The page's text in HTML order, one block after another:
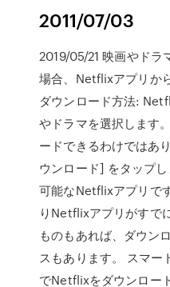
2011/07/03
2019/05/21 映画やドラ
場合、Netflixアプリか
ダウンロード方法:
やドラマを選択します
ードできるわけではあ
ウンロード] をタップ
可能なNetflixアプリで
りNetflixアプリがすで
ものもあれば、ダウン
スもあります。 スマー
でNetflixをダウンロー